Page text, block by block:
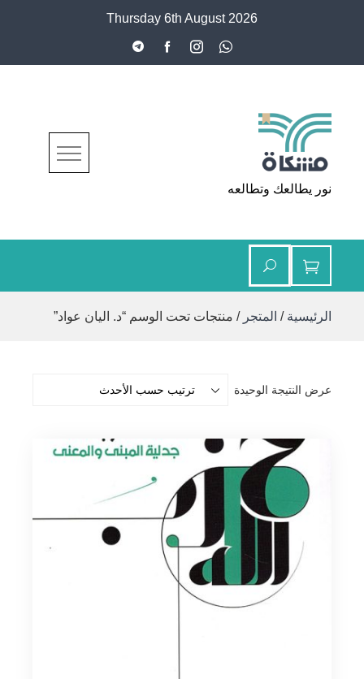
Thursday 6th August 2026
مشكاة
نور يطالعك وتطالعه
الرئيسية / المتجر / منتجات تحت الوسم “د. اليان عواد”
عرض النتيجة الوحيدة